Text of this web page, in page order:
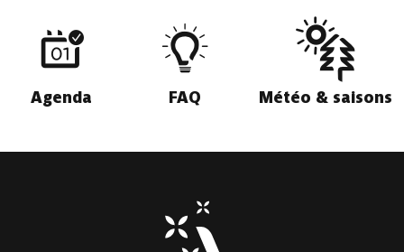
Agenda FAQ Météo & saisons